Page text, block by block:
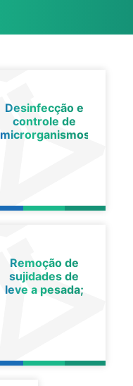
Desinfecção e
controle de
microrganismos;
Remoção de
sujidades de
leve a pesada;